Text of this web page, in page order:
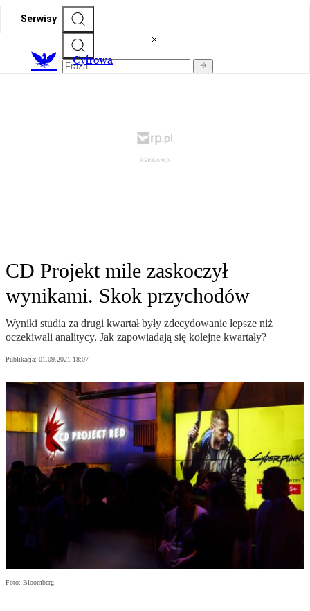
Serwisy
Cyfrowa
CD Projekt mile zaskoczył
wynikami. Skok przychodów
Wyniki studia za drugi kwartał były zdecydowanie lepsze niż
oczekiwali analitycy. Jak zapowiadają się kolejne kwartały?
Publikacja: 01.09.2021 18:07
Foto: Bloomberg